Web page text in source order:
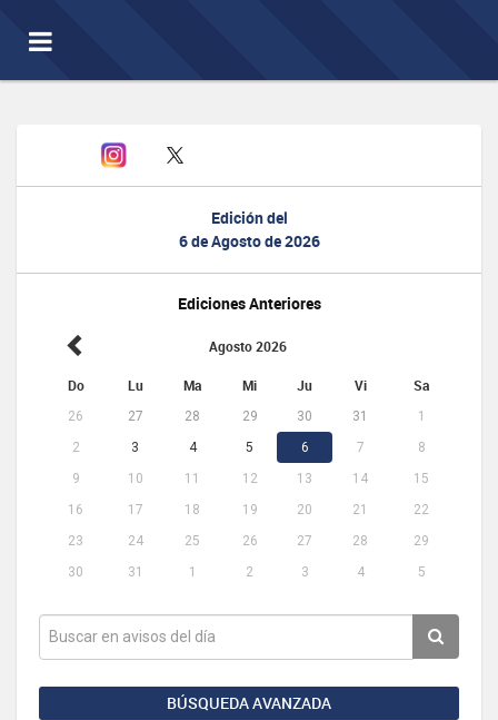
Toggle
navigation
Edición del
6 de Agosto de 2026
Ediciones Anteriores
Agosto 2026
Do Lu Ma Mi Ju Vi Sa
26 27 28 29 30 31
1
2
3 4 5 6 7
8
9
10 11 12 13 14
15
16
17 18 19 20 21
22
23
24 25 26 27 28
29
30
31 1 2 3 4 5
BÚSQUEDA AVANZADA